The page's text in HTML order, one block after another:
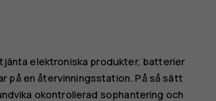
elektroniska produkter, batterier
på en återvinningsstation. På så sätt
okontrollerad sophantering och